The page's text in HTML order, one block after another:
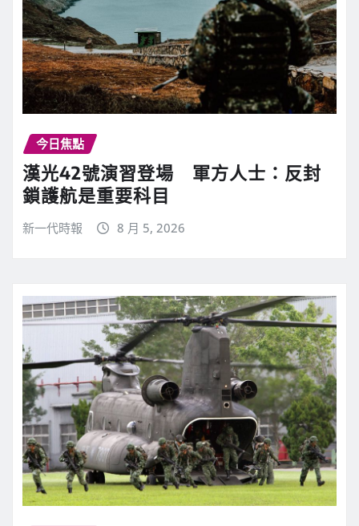
今日焦點
漢光42號演習登場 軍方人士：反封
鎖護航是重要科目
新一代時報 8 月 5, 2026